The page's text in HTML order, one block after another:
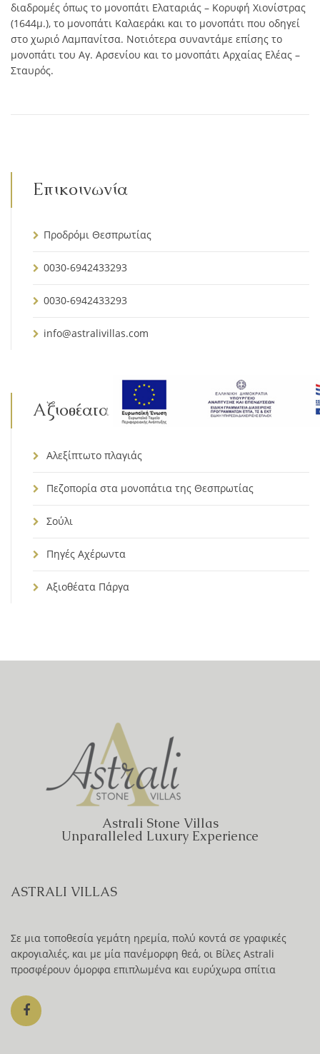
διαδρομές όπως το μονοπάτι Ελαταριάς – Κορυφή Χιονίστρας
(1644μ.), το μονοπάτι Καλαεράκι και το μονοπάτι που οδηγεί
στο χωριό Λαμπανίτσα. Νοτιότερα συναντάμε επίσης το
μονοπάτι του Αγ. Αρσενίου και το μονοπάτι Αρχαίας Ελέας –
Σταυρός.
Επικοινωνία
Προδρόμι Θεσπρωτίας
0030-6942433293
0030-6942433293
info@astralivillas.com
Αξιοθέατα – Δραστηριότητες
Αλεξίπτωτο πλαγιάς
Πεζοπορία στα μονοπάτια της Θεσπρωτίας
Σούλι
Πηγές Αχέρωντα
Αξιοθέατα Πάργα
Astrali Stone Villas
Unparalleled Luxury Experience
ASTRALI VILLAS
Σε μια τοποθεσία γεμάτη ηρεμία, πολύ κοντά σε γραφικές
ακρογιαλιές, και με μία πανέμορφη θεά, οι Βίλες Astrali
προσφέρουν όμορφα επιπλωμένα και ευρύχωρα σπίτια